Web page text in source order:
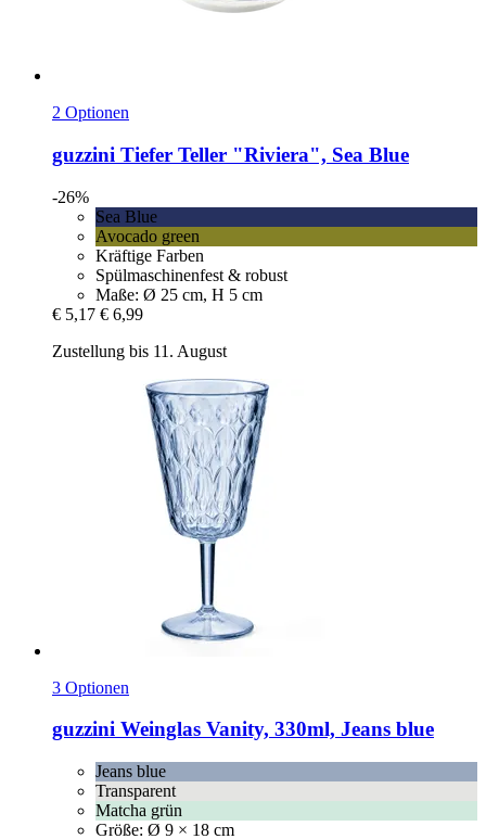
2 Optionen
guzzini Tiefer Teller "Riviera", Sea Blue
-26%
Sea Blue
Avocado green
Kräftige Farben
Spülmaschinenfest & robust
Maße: Ø 25 cm, H 5 cm
€ 5,17 € 6,99
Zustellung bis 11. August
3 Optionen
guzzini Weinglas Vanity, 330ml, Jeans blue
Jeans blue
Transparent
Matcha grün
Größe: Ø 9 × 18 cm